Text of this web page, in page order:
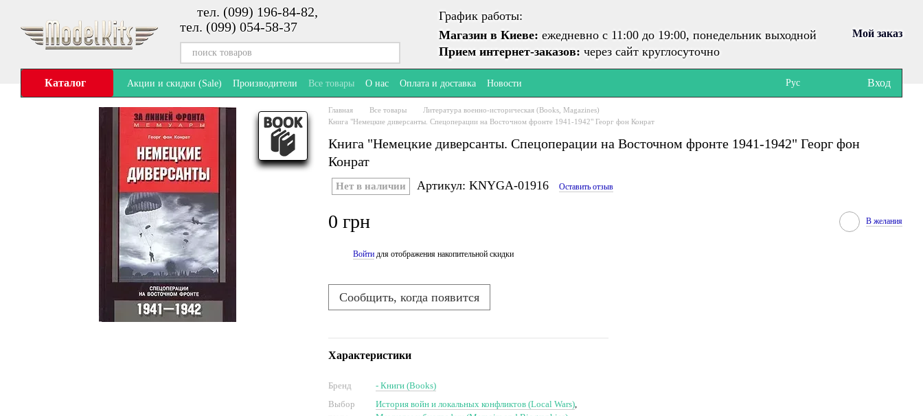
тел. (099) 196-84-82,
тел. (099) 054-58-37
График работы:
Магазин в Киеве: ежедневно с 11:00 до 19:00, понедельник выходной
Прием интернет-заказов: через сайт круглосуточно
Мой заказ
Каталог Акции и скидки (Sale) Производители Все товары О нас Оплата и доставка Новости Рус Вход
Главная Все товары
Литература военно-историческая (Books, Magazines)
Книга "Немецкие диверсанты. Спецоперации на Восточном фронте 1941-1942" Георг фон Конрат
Книга "Немецкие диверсанты. Спецоперации на Восточном фронте 1941-1942" Георг фон
Конрат
Нет в наличии Артикул: KNYGA-01916 Оставить отзыв
0 грн В желания
Войти для отображения накопительной скидки
Сообщить, когда появится
Характеристики
Бренд
- Книги (Books)
Выбор
История войн и локальных конфликтов (Local Wars),